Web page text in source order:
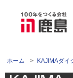
ホーム > KAJIMAダイ